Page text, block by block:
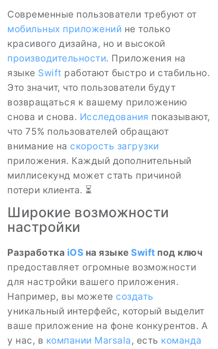
Современные пользователи требуют от
мобильных приложений не только
красивого дизайна, но и высокой
производительности. Приложения на
языке Swift работают быстро и стабильно.
Это значит, что пользователи будут
возвращаться к вашему приложению
снова и снова. Исследования показывают,
что 75% пользователей обращают
внимание на скорость загрузки
приложения. Каждый дополнительный
миллисекунд может стать причиной
потери клиента. ⏳
Широкие возможности
настройки
Разработка iOS на языке Swift под ключ
предоставляет огромные возможности
для настройки вашего приложения.
Например, вы можете создать
уникальный интерфейс, который выделит
ваше приложение на фоне конкурентов. А
у нас, в компании Marsala, есть команда